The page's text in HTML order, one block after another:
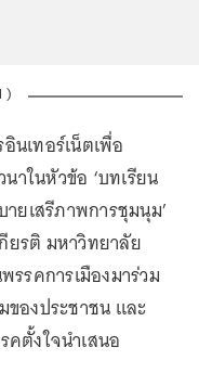
)
เทอร์เน็ตเพื่อ
าในหัวข้อ ‘บทเรียน
ยเสรีภาพการชุมนุม’
รติ มหาวิทยาลัย
รคการเมืองมาร่วม
องประชาชน และ
ตั้งใจนำเสนอ